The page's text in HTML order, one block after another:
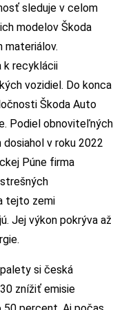
sleduje v celom
modelov Škoda
materiálov.
k recyklácii
vozidiel. Do konca
Škoda Auto
Podiel obnoviteľných
v roku 2022
Púne firma
tejto zemi
Jej výkon pokrýva až
si česká
znížiť emisie